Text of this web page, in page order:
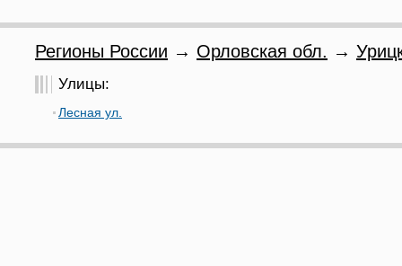
Регионы России → Орловская обл. →
Улицы:
Лесная ул.